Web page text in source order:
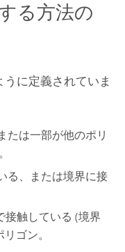
る方法の
に定義されていま
たは一部が他のポリ
る、または境界に接
接触している (境界
ゴン。